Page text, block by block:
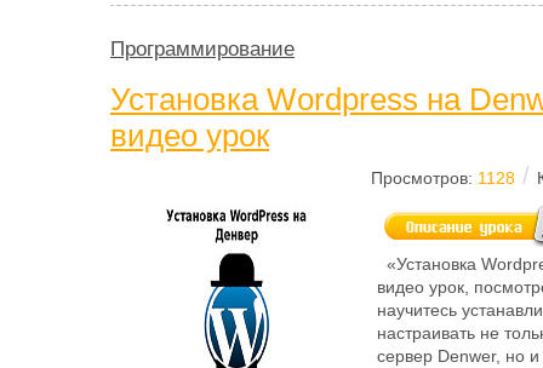
Программирование
Установка Wordpress на
видео урок
Просмотров: 1128 /
«Установка
видео урок,
научитесь
настраивать не
сервер Denwer, но и